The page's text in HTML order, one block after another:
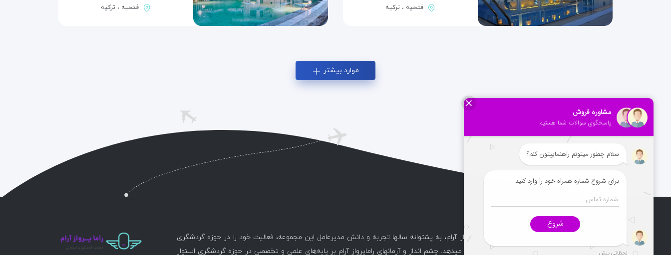
فتحیه ، ترکیه فتحیه ، ترکیه
موارد بیشتر
دفتر خدمات مسافرت هوایی و گردشگری راماپرواز آرام، به پشتوانه سالها تجربه و دانش مدیرعامل این مجموعه، فعالیت خود را در حوزه گردشگری
آغاز و مسیر کاری خود را پرقدرت و به روز ادامه میدهد. چشم انداز و آرمانهای راماپرواز آرام بر پایه‌های علمی و تخصصی در حوزه گردشگری استوار